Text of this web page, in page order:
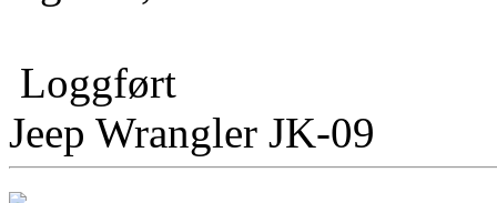
Loggført
Jeep Wrangler JK-09